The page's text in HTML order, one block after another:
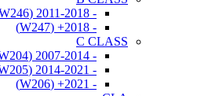
- 2011-2018 (W246)
- 2018+ (W247)
C CLASS
- 2007-2014 (W204)
- 2014-2021 (W205)
- 2021+ (W206)